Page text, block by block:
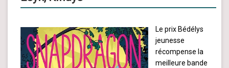
Le prix Bédélys
jeunesse
récompense la
meilleure bande